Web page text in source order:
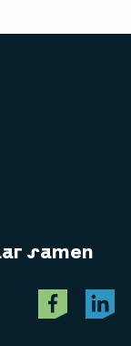
samen